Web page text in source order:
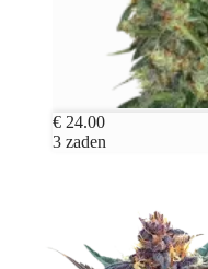
€ 24.00
3 zaden